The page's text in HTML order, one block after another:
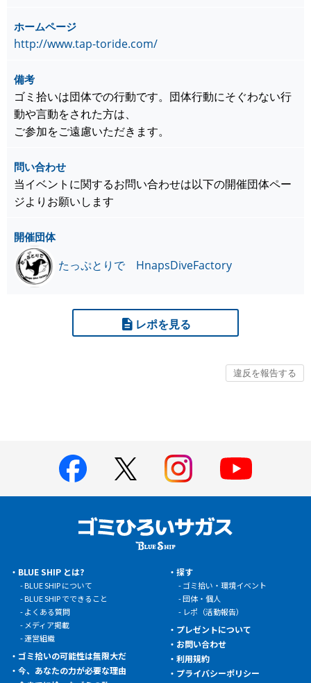
ホームページ
http://www.tap-toride.com/
備考
ゴミ拾いは団体での行動です。団体行動にそぐわない行
動や言動をされた方は、
ご参加をご遠慮いただきます。
問い合わせ
当イベントに関するお問い合わせは以下の開催団体ペー
ジよりお願いします
開催団体
たっぷとりで HnapsDiveFactory
レポを見る
BLUE SHIP とは?
BLUE SHIP について
BLUE SHIP でできること
よくある質問
メディア掲載
運営組織
ゴミ拾いの可能性は無限大だ
今、あなたの力が必要な理由
探す
ゴミ拾い・環境イベント
団体・個人
レポ（活動報告）
プレゼントについて
お問い合わせ
利用規約
プライバシーポリシー